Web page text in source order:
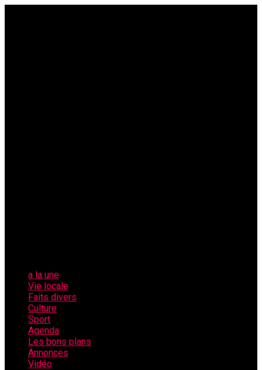
a la une
Vie locale
Faits divers
Culture
Sport
Agenda
Les bons plans
Annonces
Vidéo